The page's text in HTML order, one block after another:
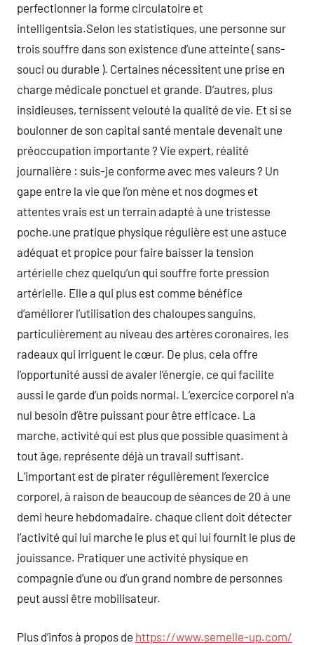
perfectionner la forme circulatoire et
intelligentsia.Selon les statistiques, une personne sur
trois souffre dans son existence d’une atteinte ( sans-
souci ou durable ). Certaines nécessitent une prise en
charge médicale ponctuel et grande. D’autres, plus
insidieuses, ternissent velouté la qualité de vie. Et si se
boulonner de son capital santé mentale devenait une
préoccupation importante ? Vie expert, réalité
journalière : suis-je conforme avec mes valeurs ? Un
gape entre la vie que l’on mène et nos dogmes et
attentes vrais est un terrain adapté à une tristesse
poche.une pratique physique régulière est une astuce
adéquat et propice pour faire baisser la tension
artérielle chez quelqu’un qui souffre forte pression
artérielle. Elle a qui plus est comme bénéfice
d’améliorer l’utilisation des chaloupes sanguins,
particulièrement au niveau des artères coronaires, les
radeaux qui irriguent le cœur. De plus, cela offre
l’opportunité aussi de avaler l’énergie, ce qui facilite
aussi le garde d’un poids normal. L’exercice corporel n’a
nul besoin d’être puissant pour être efficace. La
marche, activité qui est plus que possible quasiment à
tout âge, représente déjà un travail suffisant.
L’important est de pirater régulièrement l’exercice
corporel, à raison de beaucoup de séances de 20 à une
demi heure hebdomadaire. chaque client doit détecter
l’activité qui lui marche le plus et qui lui fournit le plus de
jouissance. Pratiquer une activité physique en
compagnie d’une ou d’un grand nombre de personnes
peut aussi être mobilisateur.
Plus d’infos à propos de https://www.semelle-up.com/